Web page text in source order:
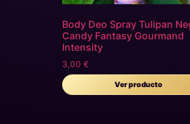
Body Deo Spray Tulipan
Candy Fantasy Gourmand
Intensity
3,00 €
Ver producto